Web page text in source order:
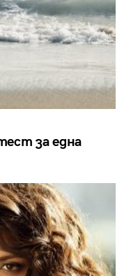
за една